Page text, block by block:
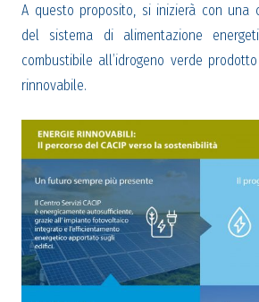
A questo proposito, si inizierà con una
del sistema di alimentazione
combustibile all’idrogeno verde
rinnovabile.